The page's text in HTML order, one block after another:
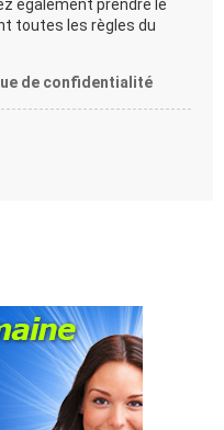
également prendre le
toutes les règles du
de confidentialité